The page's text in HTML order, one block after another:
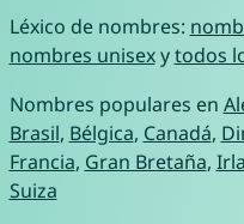
Léxico de nombres:
nombres unisexytodos
Nombres populares en
Brasil, Bélgica, Canadá,
Francia, Gran Bretaña,
Suiza